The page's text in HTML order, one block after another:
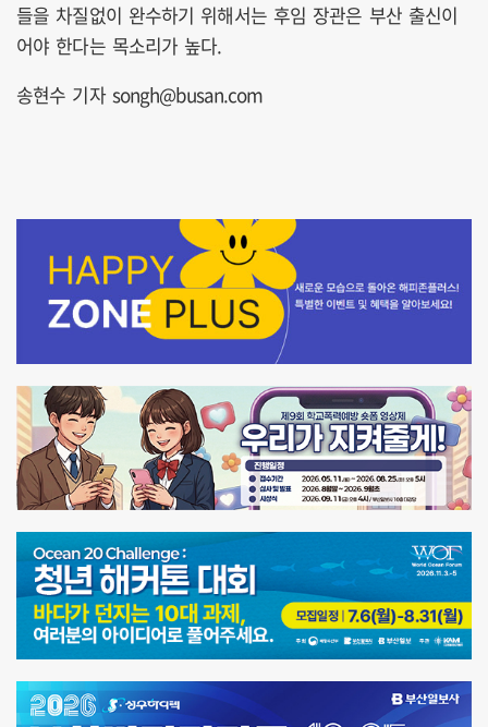
들을 차질없이 완수하기 위해서는 후임 장관은 부산 출신이
어야 한다는 목소리가 높다.
송현수 기자 songh@busan.com